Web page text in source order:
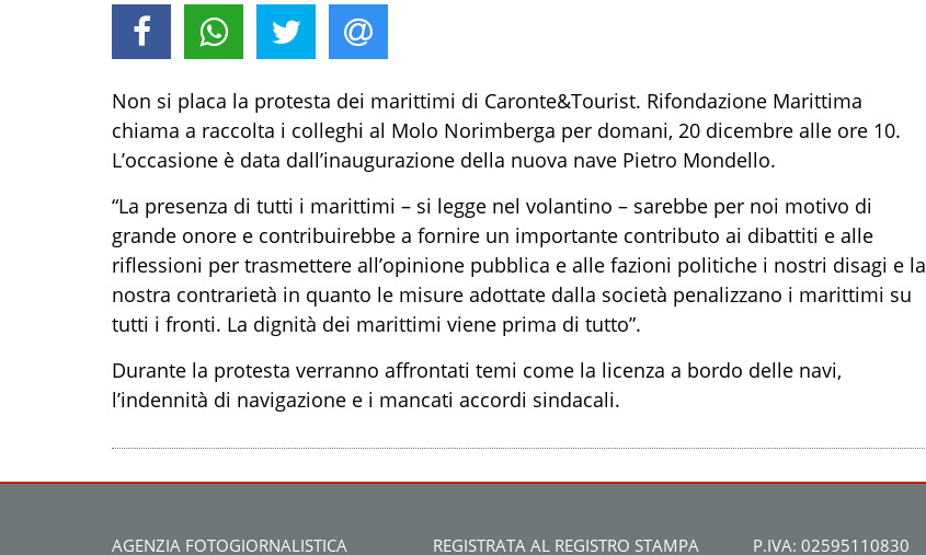
Non si placa la protesta dei marittimi di Caronte&Tourist. Rifondazione Marittima
chiama a raccolta i colleghi al Molo Norimberga per domani, 20 dicembre alle ore 10.
L’occasione è data dall’inaugurazione della nuova nave Pietro Mondello.
“La presenza di tutti i marittimi – si legge nel volantino – sarebbe per noi motivo di
grande onore e contribuirebbe a fornire un importante contributo ai dibattiti e alle
riflessioni per trasmettere all’opinione pubblica e alle fazioni politiche i nostri disagi e la
nostra contrarietà in quanto le misure adottate dalla società penalizzano i marittimi su
tutti i fronti. La dignità dei marittimi viene prima di tutto”.
Durante la protesta verranno affrontati temi come la licenza a bordo delle navi,
l’indennità di navigazione e i mancati accordi sindacali.
AGENZIA FOTOGIORNALISTICA REGISTRATA AL REGISTRO STAMPA P.IVA: 02595110830